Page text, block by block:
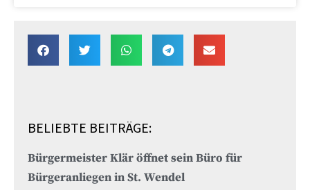
BELIEBTE BEITRÄGE:
Bürgermeister Klär öffnet sein Büro für
Bürgeranliegen in St. Wendel